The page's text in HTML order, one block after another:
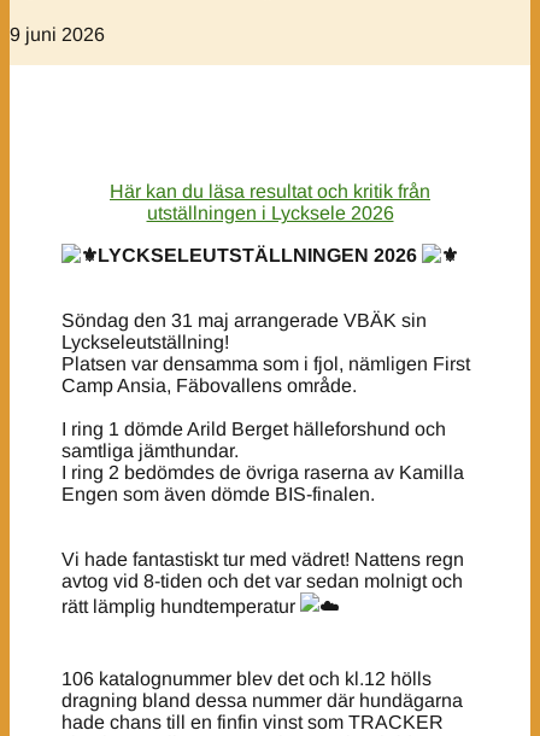
9 juni 2026
Här kan du läsa resultat och kritik från
utställningen i Lycksele 2026
LYCKSELEUTSTÄLLNINGEN 2026
Söndag den 31 maj arrangerade VBÄK sin
Lyckseleutställning!
Platsen var densamma som i fjol, nämligen First
Camp Ansia, Fäbovallens område.
I ring 1 dömde Arild Berget hälleforshund och
samtliga jämthundar.
I ring 2 bedömdes de övriga raserna av Kamilla
Engen som även dömde BIS-finalen.
Vi hade fantastiskt tur med vädret! Nattens regn
avtog vid 8-tiden och det var sedan molnigt och
rätt lämplig hundtemperatur
106 katalognummer blev det och kl.12 hölls
dragning bland dessa nummer där hundägarna
hade chans till en finfin vinst som TRACKER